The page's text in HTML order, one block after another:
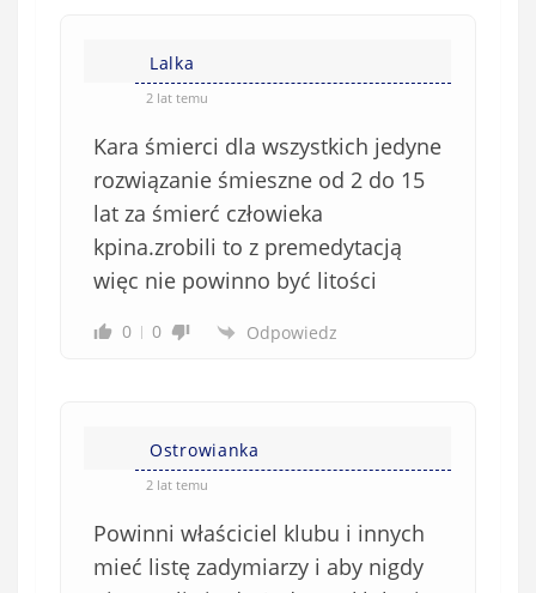
Lalka
2 lat temu
Kara śmierci dla wszystkich jedyne
rozwiązanie śmieszne od 2 do 15
lat za śmierć człowieka
kpina.zrobili to z premedytacją
więc nie powinno być litości
0 0 Odpowiedz
Ostrowianka
2 lat temu
Powinni właściciel klubu i innych
mieć listę zadymiarzy i aby nigdy